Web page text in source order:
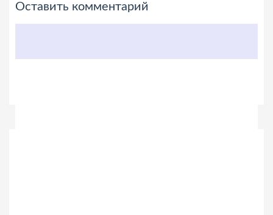
Оставить комментарий